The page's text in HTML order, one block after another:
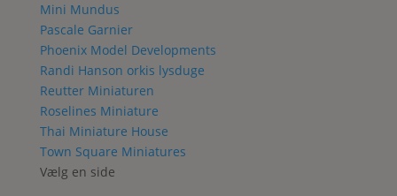
Mini Mundus
Pascale Garnier
Phoenix Model Developments
Randi Hanson orkis lysduge
Reutter Miniaturen
Roselines Miniature
Thai Miniature House
Town Square Miniatures
Vælg en side